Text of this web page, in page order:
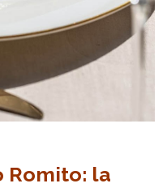
Romito: la